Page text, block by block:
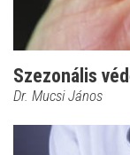
Szezonális
Dr. Mucsi János